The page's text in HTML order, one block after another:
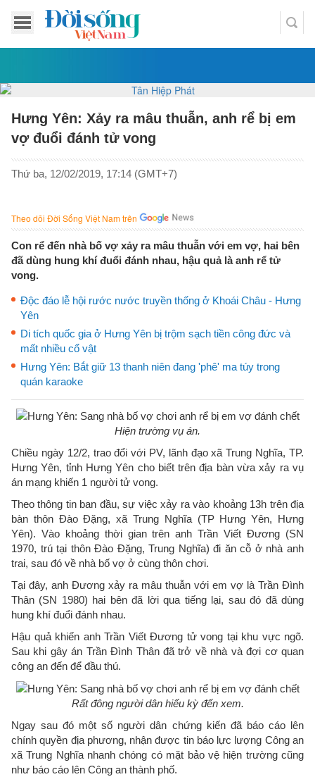
Hưng Yên: Xảy ra mâu thuẫn, anh rể bị em
vợ đuổi đánh tử vong
Thứ ba, 12/02/2019, 17:14 (GMT+7)
Theo dõi Đời Sống Việt Nam trên
Con rể đến nhà bố vợ xảy ra mâu thuẫn với em vợ, hai bên
đã dùng hung khí đuổi đánh nhau, hậu quả là anh rể tử
vong.
Độc đáo lễ hội rước nước truyền thống ở Khoái Châu - Hưng
Yên
Di tích quốc gia ở Hưng Yên bị trộm sạch tiền công đức và
mất nhiều cổ vật
Hưng Yên: Bắt giữ 13 thanh niên đang 'phê' ma túy trong
quán karaoke
Hiện trường vụ án.
Chiều ngày 12/2, trao đổi với PV, lãnh đạo xã Trung Nghĩa, TP.
Hưng Yên, tỉnh Hưng Yên cho biết trên địa bàn vừa xảy ra vụ
án mạng khiến 1 người tử vong.
Theo thông tin ban đầu, sự việc xảy ra vào khoảng 13h trên địa
bàn thôn Đào Đặng, xã Trung Nghĩa (TP Hưng Yên, Hưng
Yên). Vào khoảng thời gian trên anh Trần Viết Đương (SN
1970, trú tại thôn Đào Đặng, Trung Nghĩa) đi ăn cỗ ở nhà anh
trai, sau đó về nhà bố vợ ở cùng thôn chơi.
Tại đây, anh Đương xảy ra mâu thuẫn với em vợ là Trần Đình
Thân (SN 1980) hai bên đã lời qua tiếng lại, sau đó đã dùng
hung khí đuổi đánh nhau.
Hậu quả khiến anh Trần Viết Đương tử vong tại khu vực ngõ.
Sau khi gây án Trần Đình Thân đã trở về nhà và đợi cơ quan
công an đến để đầu thú.
Rất đông người dân hiếu kỳ đến xem.
Ngay sau đó một số người dân chứng kiến đã báo cáo lên
chính quyền địa phương, nhận được tin báo lực lượng Công an
xã Trung Nghĩa nhanh chóng có mặt bảo vệ hiện trường cũng
như báo cáo lên Công an thành phố.